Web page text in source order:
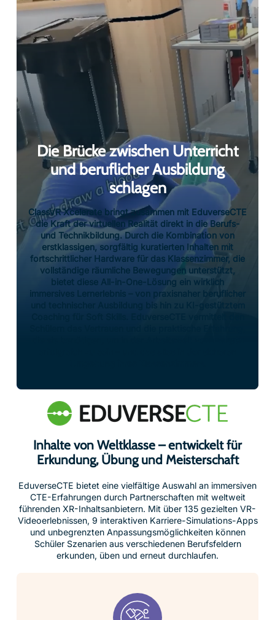
Die Brücke zwischen Unterricht
und beruflicher Ausbildung
schlagen
ClassVR Xcelerate bringt zusammen mit EduverseCTE
die Kraft der virtuellen Realität direkt in die Berufs-
und Technikbildung. Durch die Kombination von
erstklassigen, sorgfältig kuratierten Inhalten mit
fortschrittlicher Hardware für das Klassenzimmer, die
vollständige räumliche Bewegungen unterstützt,
bietet diese All-in-One-Lösung ein wirklich
immersives Lernerlebnis – von praxisnaher beruflicher
Inhalte von Weltklasse – entwickelt für
Erkundung, Übung und Meisterschaft
EduverseCTE bietet eine vielfältige Auswahl an immersiven
CTE-Erfahrungen durch Partnerschaften mit weltweit
führenden XR-Inhaltsanbietern. Mit über 135 gezielten VR-
Videoerlebnissen, 9 interaktiven Karriere-Simulations-Apps
und unbegrenzten Anpassungsmöglichkeiten können
Schüler Szenarien aus verschiedenen Berufsfeldern
erkunden, üben und erneut durchlaufen.